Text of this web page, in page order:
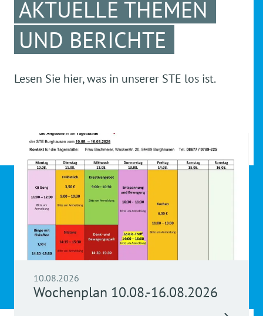
AKTUELLE THEMEN
UND BERICHTE
Lesen Sie hier, was in unserer STE los ist.
10.08.2026
Wochenplan 10.08.-16.08.2026